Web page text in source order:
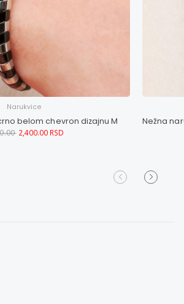
Narukvice
belom chevron dizajnu M
2,400.00 RSD